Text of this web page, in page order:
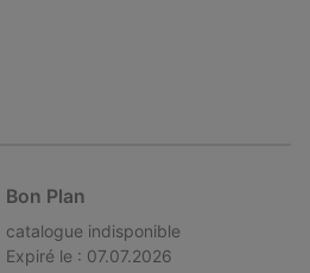
Bon Plan
catalogue indisponible
Expiré le : 07.07.2026